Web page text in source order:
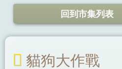
回到市集列表
貓狗大作戰